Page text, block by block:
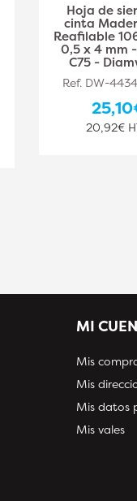
Hoja de
cinta
Reafilable
0,5 x 4 mm
C75 -
Ref. DW-
20,92€
MI
Mis
Mis
Mis datos
Mis vales